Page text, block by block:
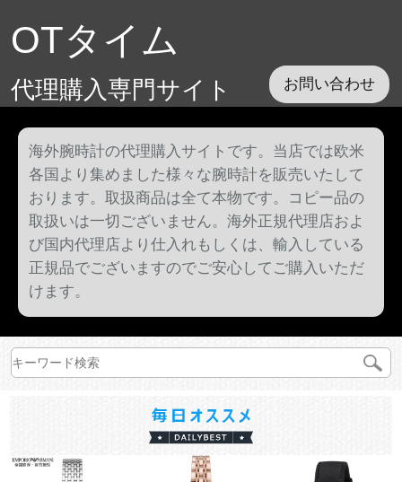
OTタイム
代理購入専門サイト お問い合わせ
海外腕時計の代理購入サイトです。当店では欧米
各国より集めました様々な腕時計を販売いたして
おります。取扱商品は全て本物です。コピー品の
取扱いは一切ございません。海外正規代理店およ
び国内代理店より仕入れもしくは、輸入している
正規品でございますのでご安心してご購入いただ
けます。